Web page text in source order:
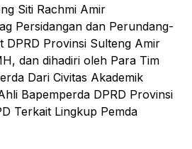
Siti Rachmi Amir
Persidangan dan Perundang-
DPRD Provinsi Sulteng Amir
dan dihadiri oleh Para Tim
Dari Civitas Akademik
Bapemperda DPRD Provinsi
Terkait Lingkup Pemda